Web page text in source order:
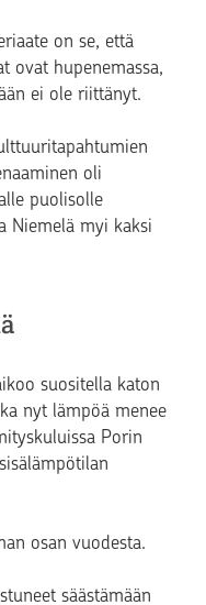
on se, että
ovat hupenemassa,
ei ole riittänyt.
oli
puolisolle
Niemelä myi kaksi
suositella katon
nyt lämpöä menee
Porin
osan vuodesta.
säästämään